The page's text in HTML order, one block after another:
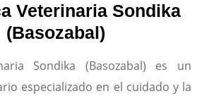
Veterinaria Sondika
(Basozabal)
Sondika (Basozabal) es un
especializado en el cuidado y la